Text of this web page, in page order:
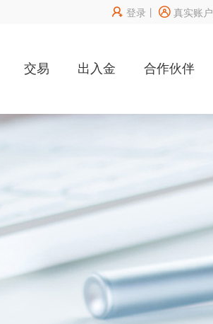
 登录 丨 真实账户
交易 出入金 合作伙伴